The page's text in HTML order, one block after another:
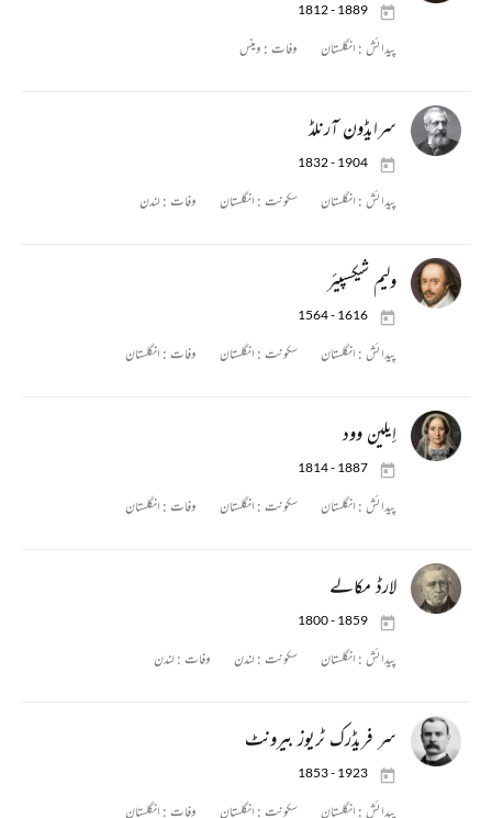
1812 - 1889
پیدائش : انگلستان وفات : وینس
سرایڈون آرنلڈ
1832 - 1904
پیدائش : انگلستان سکونت : انگلستان وفات : لندن
ولیم شیکسپیئر
1564 - 1616
پیدائش : انگلستان سکونت : انگلستان وفات : انگلستان
إيلين وود
1814 - 1887
پیدائش : انگلستان سکونت : انگلستان وفات : انگلستان
لارڈ مکالے
1800 - 1859
پیدائش : انگلستان سکونت : لندن وفات : لندن
سر فریڈرک ٹریوز بیرونٹ
1853 - 1923
پیدائش : انگلستان سکونت : انگلستان وفات : انگلستان